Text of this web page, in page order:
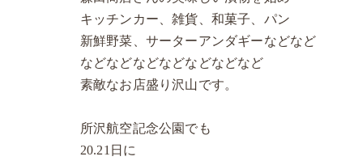
キッチンカー、雑貨、和菓子、パン
新鮮野菜、サーターアンダギーなどなど
などなどなどなどなどなどなど
素敵なお店盛り沢山です。
所沢航空記念公園でも
20.21日に